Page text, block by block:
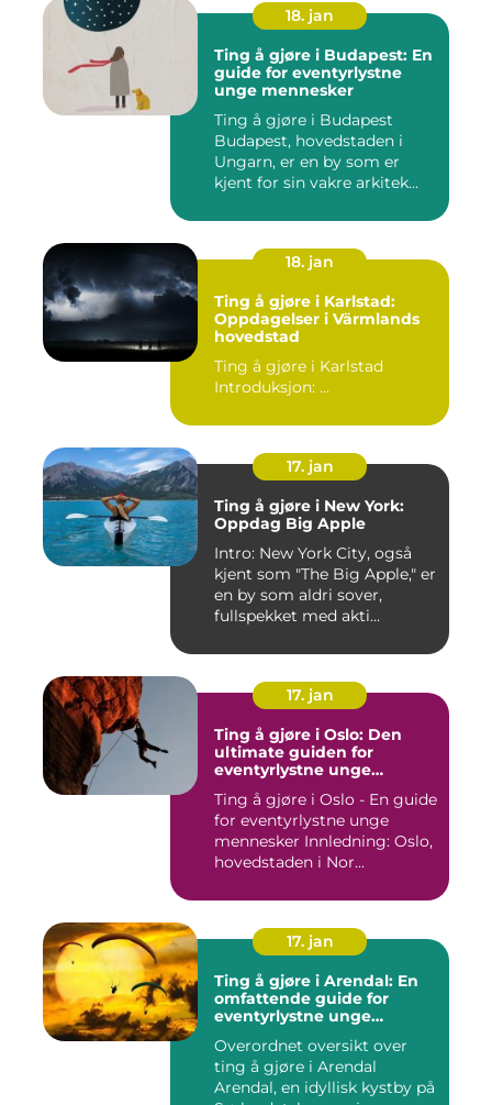
18. jan
Ting å gjøre i Budapest: En
guide for eventyrlystne
unge mennesker
Ting å gjøre i Budapest
Budapest, hovedstaden i
Ungarn, er en by som er
kjent for sin vakre arkitek...
18. jan
Ting å gjøre i Karlstad:
Oppdagelser i Värmlands
hovedstad
Ting å gjøre i Karlstad
Introduksjon: ...
17. jan
Ting å gjøre i New York:
Oppdag Big Apple
Intro: New York City, også
kjent som "The Big Apple," er
en by som aldri sover,
fullspekket med akti...
17. jan
Ting å gjøre i Oslo: Den
ultimate guiden for
eventyrlystne unge
Ting å gjøre i Oslo - En guide
for eventyrlystne unge
mennesker Innledning: Oslo,
hovedstaden i Nor...
17. jan
Ting å gjøre i Arendal: En
omfattende guide for
eventyrlystne unge
Overordnet oversikt over
ting å gjøre i Arendal
Arendal, en idyllisk kystby på